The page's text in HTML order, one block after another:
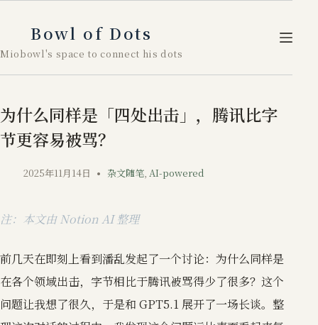
容
Bowl of Dots
Miobowl's space to connect his dots
为什么同样是「四处出击」，腾讯比字
节更容易被骂？
2025年11月14日 杂文随笔, AI-powered
注：本文由 Notion AI 整理
前几天在即刻上看到潘乱发起了一个讨论：为什么同样是
在各个领域出击，字节相比于腾讯被骂得少了很多？这个
问题让我想了很久，于是和 GPT5.1 展开了一场长谈。整